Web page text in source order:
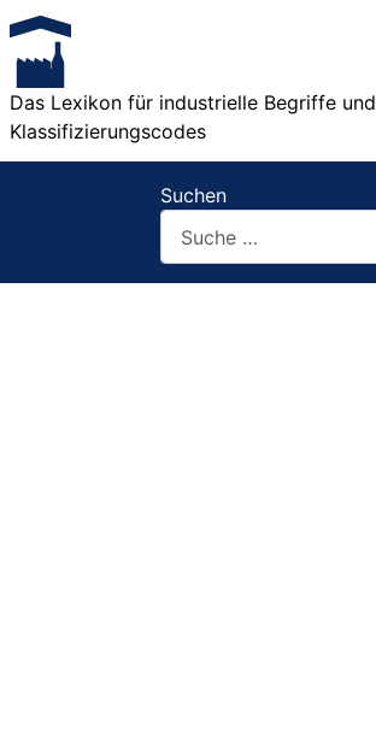
Das Lexikon für industrielle Begriffe und
Klassifizierungscodes
Suchen